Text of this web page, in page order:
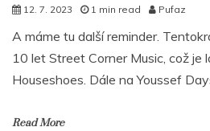
12. 7. 2023 1 min read Pufaz
A máme tu další reminder.
10 let Street Corner Music, což je
Houseshoes. Dále na Youssef
Read More